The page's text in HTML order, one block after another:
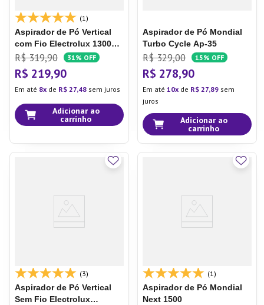
(1)
Aspirador de Pó Vertical
com Fio Electrolux 1300W
2 em 1 Ultra Filtro HEPA
Cinza (STK15)
de Pó Vertical com Fio
Electrolux 1300W 2 em 1
PowerSpeed Ultra Filtro
HEPA Cinza (STK15)
R$ 319,90 31% OFF
R$ 219,90
Em até 8 de R$ 27,48 sem juros
Adicionar ao
carrinho
Aspirador de Pó Mondial
Turbo Cycle Ap-35
R$ 329,00 15% OFF
R$ 278,90
Em até 10 de R$ 27,89 sem
juros
Adicionar ao
carrinho
(3)
Aspirador de Pó Vertical
Sem Fio Electrolux
(1)
Aspirador de Pó Mondial
Next 1500